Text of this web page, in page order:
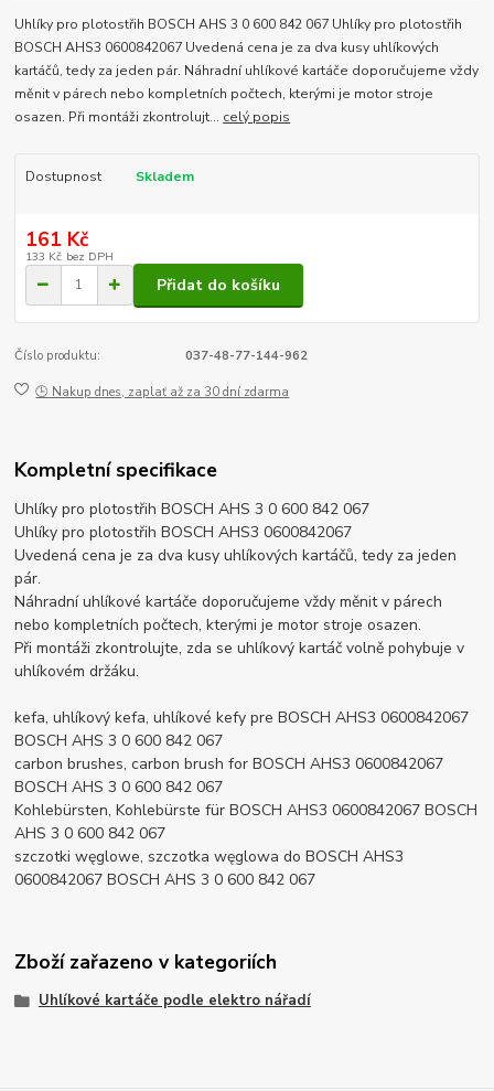
Uhlíky pro plotostřih BOSCH AHS 3 0 600 842 067 Uhlíky pro plotostřih
BOSCH AHS3 0600842067 Uvedená cena je za dva kusy uhlíkových
kartáčů, tedy za jeden pár. Náhradní uhlíkové kartáče doporučujeme vždy
měnit v párech nebo kompletních počtech, kterými je motor stroje
osazen. Při montáži zkontrolujt... celý popis
Dostupnost Skladem
161 Kč
133 Kč bez DPH
Přidat do košíku
Číslo produktu: 037-48-77-144-962
🕒 Nakup dnes, zaplať až za 30 dní zdarma
Kompletní specifikace
Uhlíky pro plotostřih BOSCH AHS 3 0 600 842 067
Uhlíky pro plotostřih BOSCH AHS3 0600842067
Uvedená cena je za dva kusy uhlíkových kartáčů, tedy za jeden
pár.
Náhradní uhlíkové kartáče doporučujeme vždy měnit v párech
nebo kompletních počtech, kterými je motor stroje osazen.
Při montáži zkontrolujte, zda se uhlíkový kartáč volně pohybuje v
uhlíkovém držáku.
kefa, uhlíkový kefa, uhlíkové kefy pre BOSCH AHS3 0600842067
BOSCH AHS 3 0 600 842 067
carbon brushes, carbon brush for BOSCH AHS3 0600842067
BOSCH AHS 3 0 600 842 067
Kohlebürsten, Kohlebürste für BOSCH AHS3 0600842067 BOSCH
AHS 3 0 600 842 067
szczotki węglowe, szczotka węglowa do BOSCH AHS3
0600842067 BOSCH AHS 3 0 600 842 067
Zboží zařazeno v kategoriích
Uhlíkové kartáče podle elektro nářadí